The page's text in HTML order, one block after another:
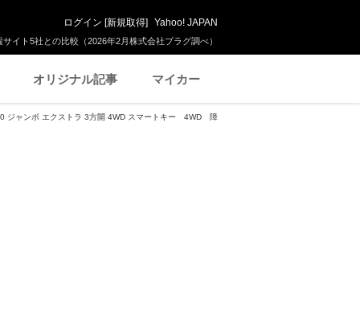
イト5社との比較（2026年2月株式会社プラグ調べ）
ログイン [新規取得] Yahoo! JAPAN
オリジナル記事 マイカー
ジャンボ エクストラ 3方開 4WD スマートキー 4WD 障